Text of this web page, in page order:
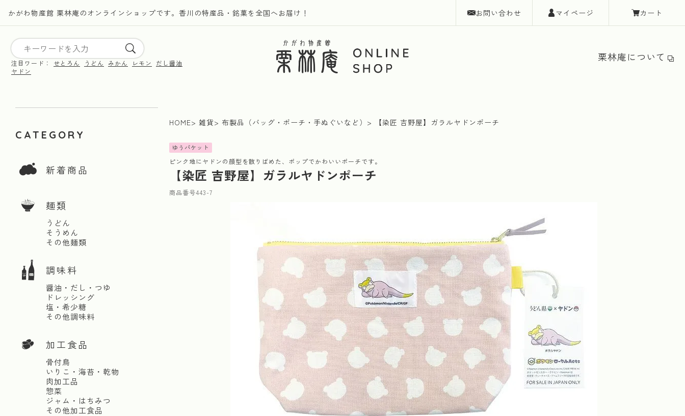
かがわ物産館 栗林庵のオンラインショップです。香川の特産品・銘菓を全国へお届け！ お問い合わせ マイページ カート
注目ワード： せとろん うどん みかん レモン
だし醤油
ヤドン
栗林庵について
CATEGORY
新着商品
麺類
うどん
そうめん
その他麺類
調味料
醤油・だし・つゆ
ドレッシング
塩・希少糖
その他調味料
加工食品
骨付鳥
いりこ・海苔・乾物
肉加工品
惣菜
ジャム・はちみつ
その他加工食品
HOME 雑貨 布製品（バッグ・ポーチ・手ぬぐいなど） 【染匠 吉野屋】ガラルヤドンポーチ
ゆうパケット
ピンク地にヤドンの顔型を散りばめた、ポップでかわいいポーチです。
【染匠 吉野屋】ガラルヤドンポーチ
商品番号443-7